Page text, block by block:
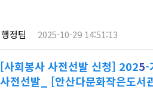
행정팀 2025-10-29 14:51:13
[사회봉사 사전선발 신청] 2025-
사전선발_ [안산다문화작은도서